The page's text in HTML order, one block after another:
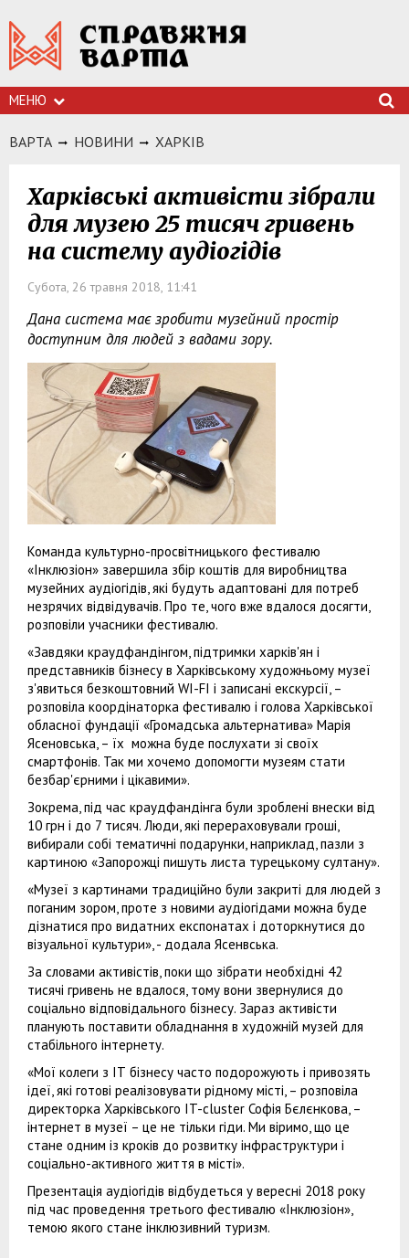
МЕНЮ
ВАРТА НОВИНИ ХАРКIВ
Харківські активісти зібрали
для музею 25 тисяч гривень
на систему аудіогідів
Субота, 26 травня 2018, 11:41
Дана система має зробити музейний простір
доступним для людей з вадами зору.
Команда культурно-просвітницького фестивалю
«Інклюзіон» завершила збір коштів для виробництва
музейних аудіогідів, які будуть адаптовані для потреб
незрячих відвідувачів. Про те, чого вже вдалося досягти,
розповіли учасники фестивалю.
«Завдяки краудфандінгом, підтримки харків'ян і
представників бізнесу в Харківському художньому музеї
з'явиться безкоштовний WI-FI і записані екскурсії, –
розповіла коордінаторка фестивалю і голова Харківської
обласної фундації «Громадська альтернатива» Марія
Ясеновська, – їх можна буде послухати зі своїх
смартфонів. Так ми хочемо допомогти музеям стати
безбар'єрними і цікавими».
Зокрема, під час краудфандінга були зроблені внески від
10 грн і до 7 тисяч. Люди, які перераховували гроші,
вибирали собі тематичні подарунки, наприклад, пазли з
картиною «Запорожці пишуть листа турецькому султану».
«Музеї з картинами традиційно були закриті для людей з
поганим зором, проте з новими аудіогідами можна буде
дізнатися про видатних експонатах і доторкнутися до
візуальної культури», - додала Ясенвська.
За словами активістів, поки що зібрати необхідні 42
тисячі гривень не вдалося, тому вони звернулися до
соціально відповідального бізнесу. Зараз активісти
планують поставити обладнання в художній музей для
стабільного інтернету.
«Мої колеги з ІТ бізнесу часто подорожують і привозять
ідеї, які готові реалізовувати рідному місті, – розповіла
директорка Харківського IT-cluster Софія Бєлєнкова, –
інтернет в музеї – це не тільки гіди. Ми віримо, що це
стане одним із кроків до розвитку інфраструктури і
соціально-активного життя в місті».
Презентація аудіогідів відбудеться у вересні 2018 року
під час проведення третього фестивалю «Інклюзіон»,
темою якого стане інклюзивний туризм.